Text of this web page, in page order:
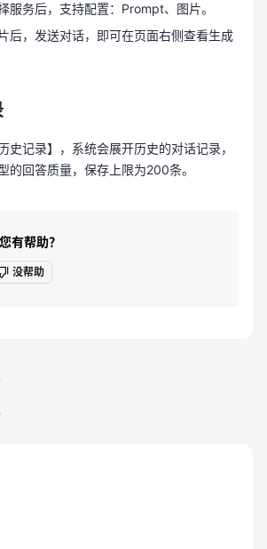
服务后，支持配置：Prompt、图片。
后，发送对话，即可在页面右侧查看生成
史记录】，系统会展开历史的对话记录，
的回答质量，保存上限为200条。
有帮助？
没帮助